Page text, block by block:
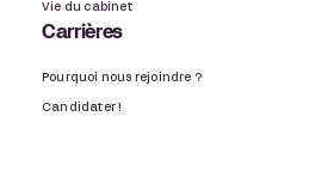
Vie du cabinet
Carrières
Pourquoi nous rejoindre ?
Candidater !